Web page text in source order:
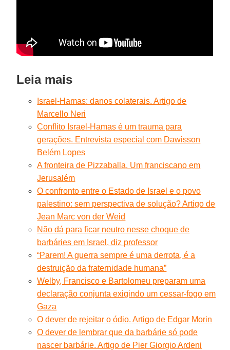
Leia mais
Israel-Hamas: danos colaterais. Artigo de
Marcello Neri
Conflito Israel-Hamas é um trauma para
gerações. Entrevista especial com Dawisson
Belém Lopes
A fronteira de Pizzaballa. Um franciscano em
Jerusalém
O confronto entre o Estado de Israel e o povo
palestino: sem perspectiva de solução? Artigo de
Jean Marc von der Weid
Não dá para ficar neutro nesse choque de
barbáries em Israel, diz professor
“Parem! A guerra sempre é uma derrota, é a
destruição da fraternidade humana”
Welby, Francisco e Bartolomeu preparam uma
declaração conjunta exigindo um cessar-fogo em
Gaza
O dever de rejeitar o ódio. Artigo de Edgar Morin
O dever de lembrar que da barbárie só pode
nascer barbárie. Artigo de Pier Giorgio Ardeni